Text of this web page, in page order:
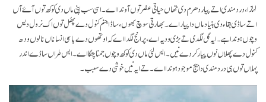
لہٰذا، دردمندی اتے پیار دھرم دی تھاں حیاتی عنصر توں آوندا اے۔ اسی سب اپنی ماں دی کوکھ توں آۓ آں
اتے ساڈی بقاء دی بنیاد ماں دا پیار اے۔ بھارتی سوچ بھوں، ساڈا جنم کنول دے پھُل توں اک نرول دیس
وچوں ہوندا ہے۔ ایہ گل لگدی تے بڑی ودیہ اے، پر انج لگدا اے کہ اوتھوں دے باسی انساناں نالوں ودھ
کنول دے پھلاں نوں پیار کردے نیں۔ ایس لئی ماں دی کوکھ وچوں جمنا چنگا اے۔ ایس طراں ساڈے اندر
پہلاں توں ہی دردمندی دا بیج موجود ہوندا اے۔ تے ایہ نیں خوشی دے سبب۔